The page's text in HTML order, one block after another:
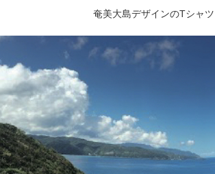
奄美大島デザインのTシャ